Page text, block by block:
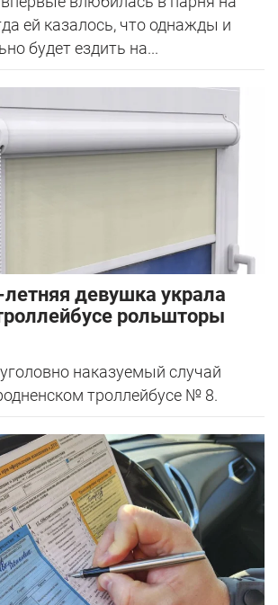
ей казалось, что однажды и
будет ездить на...
девушка украла
рольшторы
наказуемый случай
троллейбусе № 8.